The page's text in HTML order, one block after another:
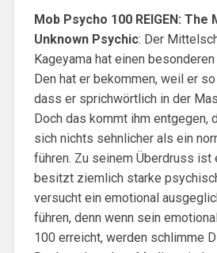
Mob Psycho 100 REIGEN: The
Unknown Psychic: Der
Kageyama hat einen
Den hat er bekommen, weil er
dass er sprichwörtlich in der
Doch das kommt ihm entgegen,
sich nichts sehnlicher als ein
führen. Zu seinem Überdruss ist
besitzt ziemlich starke
versucht ein emotional
führen, denn wenn sein
100 erreicht, werden schlimme